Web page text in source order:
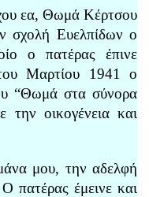
εα, Θωμά Κέρτσου
σχολή Ευελπίδων ο
ο πατέρας έπινε
Μαρτίου 1941 ο
“Θωμά στα σύνορα
οικογένεια και
μου, την αδελφή
πατέρας έμεινε και